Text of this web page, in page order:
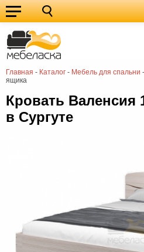
Главная - Каталог - Мебель для спальни -
ящика
Кухонные
гарнитуры
Мебель
для
кухни
Мебель
для
спальни
Кровати
Шкафы
Диваны
гостиную
прихожей
Столы
Комоды
Кровать Валенсия
в Сургуте